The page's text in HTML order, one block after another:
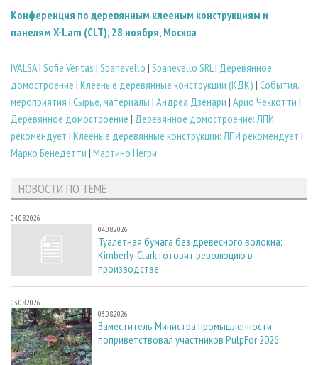
Конференция по деревянным клееным конструкциям и
панелям X-Lam (CLT), 28 ноября, Москва
IVALSA| Sofie Veritas | Spanevello | Spanevello SRL| Деревянное
домостроение | Клееные деревянные конструкции (КДК) | События,
мероприятия | Сырье, материалы | Андреа Дзенари | Арио Чеккотти |
Деревянное домостроение | Деревянное домостроение: ЛПИ
рекомендует | Клееные деревянные конструкции: ЛПИ рекомендует |
Марко Бенедетти | Мартино Негри
НОВОСТИ ПО ТЕМЕ
04.08.2026
04.08.2026
Туалетная бумага без древесного волокна:
Kimberly-Clark готовит революцию в
производстве
03.08.2026
03.08.2026
Заместитель Министра промышленности
поприветствовал участников PulpFor 2026